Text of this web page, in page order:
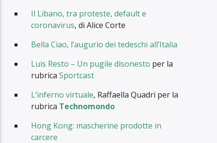
Il Libano, tra proteste, default e
coronavirus, di Alice Corte
Bella Ciao, l’augurio dei tedeschi all’Italia
Luis Resto – Un pugile disonesto per la
rubricaSportcast
L’inferno virtuale, Raffaella Quadri per la
rubrica Technomondo
Hong Kong: mascherine prodotte in
carcere